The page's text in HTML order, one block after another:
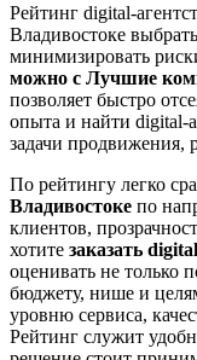
Рейтинг digital-
Владивостоке
минимизировать
можно с Лучшие
позволяет быстро
опыта и найти digital-
задачи продвижения,
По рейтингу легко
Владивостоке по
клиентов,
хотите заказать
оценивать не только
бюджету, нише и
уровню сервиса,
Рейтинг служит